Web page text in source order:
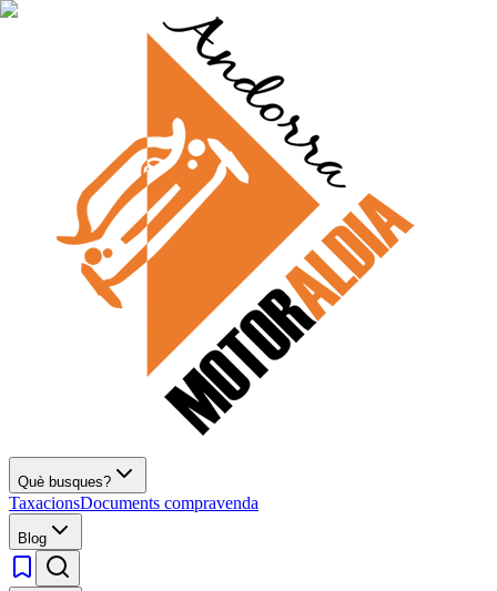
Què busques?
TaxacionsDocuments compravenda
Blog